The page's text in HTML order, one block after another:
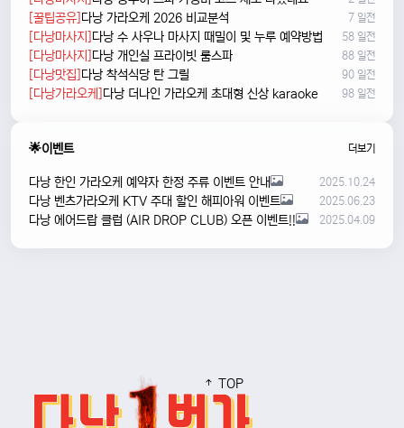
[꿀팁공유]다낭 가라오케 2026 비교분석 7 일전
[다낭마사지]다낭 수 사우나 마사지 때밀이 및 누루 예약방법 58 일전
[다낭마사지]다낭 개인실 프라이빗 룸스파 88 일전
[다낭맛집]다낭 착석식당 탄 그릴 90 일전
[다낭가라오케]다낭 더나인 가라오케 초대형 신상 karaoke 98 일전
🌟이벤트 더보기
다낭 한인 가라오케 예약자 한정 주류 이벤트 안내 2025.10.24
다낭 벤츠가라오케 KTV 주대 할인 해피아워 이벤트 2025.06.23
다낭 에어드랍 클럽 (AIR DROP CLUB) 오픈 이벤트!! 2025.04.09
TOP